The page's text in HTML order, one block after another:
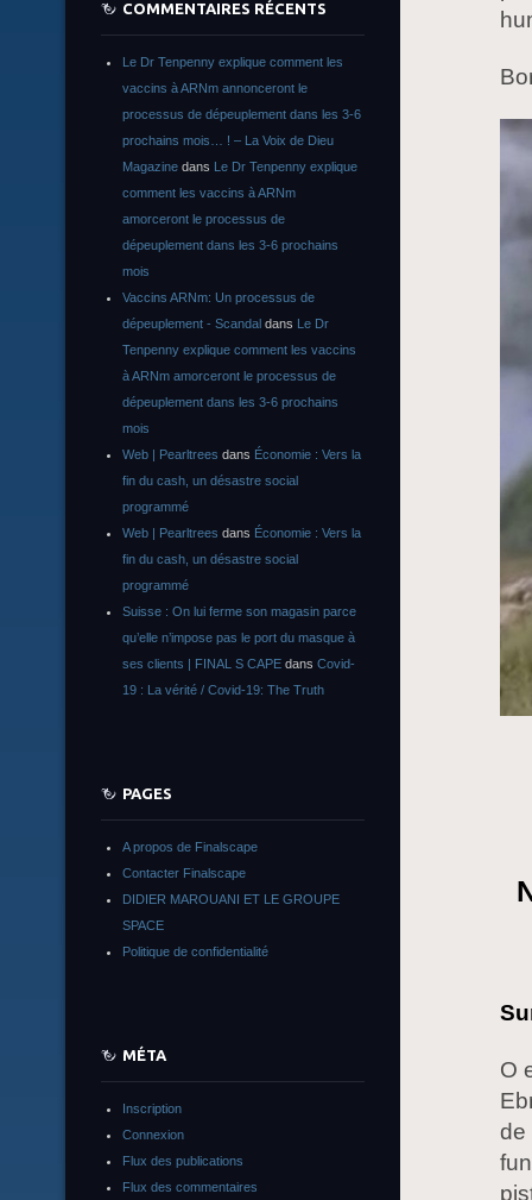
O
de
COMMENTAIRES RÉCENTS
Le Dr Tenpenny explique comment les
vaccins à ARNm annonceront le
processus de dépeuplement dans les 3-6
prochains mois… ! – La Voix de Dieu
Magazine dans Le Dr Tenpenny explique
comment les vaccins à ARNm
amorceront le processus de
dépeuplement dans les 3-6 prochains
mois
Vaccins ARNm: Un processus de
dépeuplement - Scandal dans Le Dr
Tenpenny explique comment les vaccins
à ARNm amorceront le processus de
dépeuplement dans les 3-6 prochains
mois
Web | Pearltrees dans Économie : Vers la
fin du cash, un désastre social
programmé
Web | Pearltrees dans Économie : Vers la
fin du cash, un désastre social
programmé
Suisse : On lui ferme son magasin parce
qu’elle n’impose pas le port du masque à
ses clients | FINAL S CAPE dans Covid-
19 : La vérité / Covid-19: The Truth
PAGES
A propos de Finalscape
Contacter Finalscape
DIDIER MAROUANI ET LE GROUPE
SPACE
Politique de confidentialité
MÉTA
Inscription
Connexion
Flux des publications
Flux des commentaires